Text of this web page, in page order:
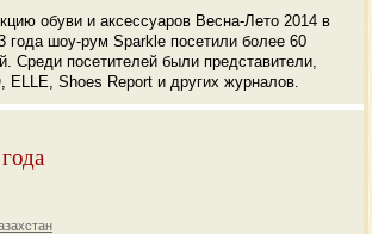
обуви и аксессуаров Весна-Лето 2014 в
года шоу-рум Sparkle посетили более 60
Среди посетителей были представители,
Shoes Report и других журналов.